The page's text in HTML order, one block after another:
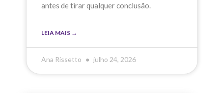
antes de tirar qualquer conclusão.
LEIA MAIS →
Ana Rissetto julho 24, 2026